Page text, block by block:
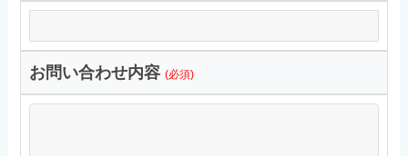
お問い合わせ内容 (必須)